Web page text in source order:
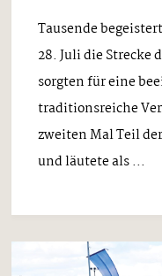
Tausende
28. Juli die
sorgten für eine
traditionsreiche
zweiten Mal Teil
und läutete als ...